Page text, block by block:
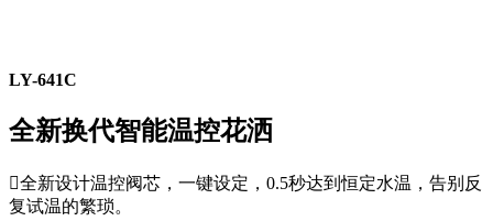
LY-641C
全新换代智能温控花洒
全新设计温控阀芯，一键设定，0.5秒达到恒定水温，告别反
复试温的繁琐。